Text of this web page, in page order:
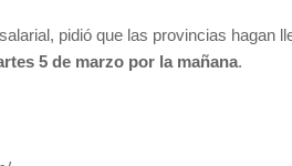
pidió que las provincias hagan
5 de marzo por la mañana.